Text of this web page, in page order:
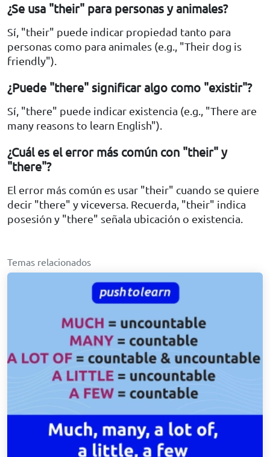
¿Se usa "their" para personas y animales?
Sí, "their" puede indicar propiedad tanto para
personas como para animales (e.g., "Their dog is
friendly").
¿Puede "there" significar algo como "existir"?
Sí, "there" puede indicar existencia (e.g., "There are
many reasons to learn English").
¿Cuál es el error más común con "their" y
"there"?
El error más común es usar "their" cuando se quiere
decir "there" y viceversa. Recuerda, "their" indica
posesión y "there" señala ubicación o existencia.
Temas relacionados